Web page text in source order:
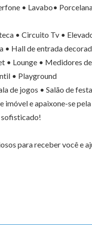
• Lavabo•
• Circuito Tv •
• Hall de entrada
Lounge • Medidores de
• Playground
de jogos • Salão de
e apaixone-se
sofisticado!
para receber você e